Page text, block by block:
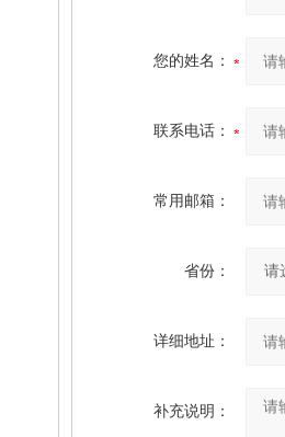
您的姓名：
联系电话：
常用邮箱：
省份：
详细地址：
补充说明：